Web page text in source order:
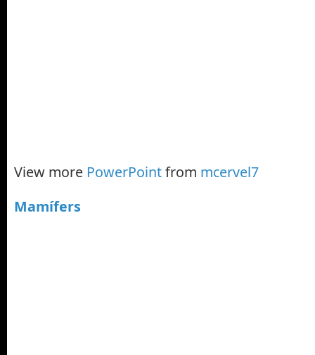
View more PowerPointfrom mcervel7
Mamífers